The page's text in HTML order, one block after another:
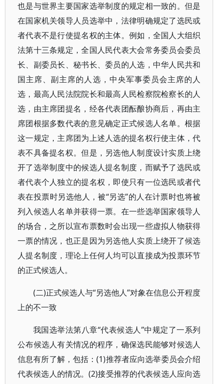
也是与世界主要国家选举制度的规定相一致的。但是
在国家机关领导人员选举中，法律明确规定了选民或
者代表不是行使提名权的主体。例如，全国人大组织
法第十三条规定，全国人民代表大会常务委员会委员
长、副委员长、秘书长、委员的人选，中华人民共和
国主席、副主席的人选，中央军事委员会主席的人
选，最高人民法院院长和最高人民检察院检察长的人
选，由主席团提名，经各代表团酝酿协商后，再由主
席团根据多数代表的意见确定正式候选人名单。根据
这一规定，主席团为上述人选的提名权行使主体，代
表不具备提名权。但是，另选他人制度设计实质上绕
开了选举制度中的候选人提名制度，而赋予了选民或
者代表个人独立的提名权，即使只有一位选民或者代
表在投票时另选他人，被“另选”的人在计票时也将被
列入候选人名单并获得一票。在一些选举国家领导人
的场合，之所以宣布票数时会出现一些虚拟人物获得
一票的情况，也正是因为另选他人实质上绕开了候选
人提名制度，理论上任何人均可以直接成为投票环节
的正式候选人。
(二)正式候选人与“另选他人”对象在信息公开程度
上的不一致
我国选举法第八章“代表候选人”中规定了一系列
公布候选人有关情况的程序，确保选民能够对候选人
信息有所了解，包括：(1)推荐者应向选举委员会介绍
代表候选人的情况。(2)接受推荐的代表候选人应向选